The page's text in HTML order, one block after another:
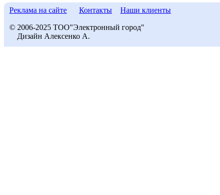
Реклама на сайте Контакты Наши клиенты
© 2006-2025 ТОО"Электронный город"
Дизайн Алексенко А.